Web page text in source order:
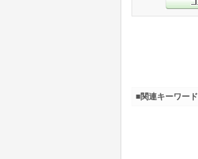
■関連キーワード